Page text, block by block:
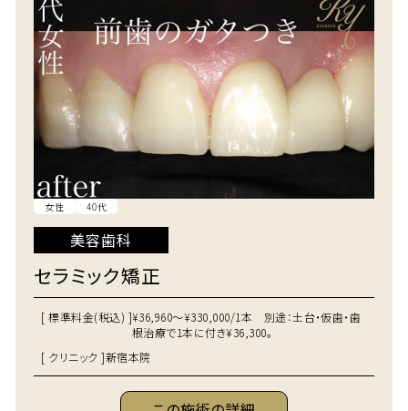
女性 40代
美容歯科
セラミック矯正
[ 標準料金(税込) ]¥36,960～¥330,000/1本 別途：土台・仮歯・歯
根治療で1本に付き¥36,300。
[ クリニック ]新宿本院